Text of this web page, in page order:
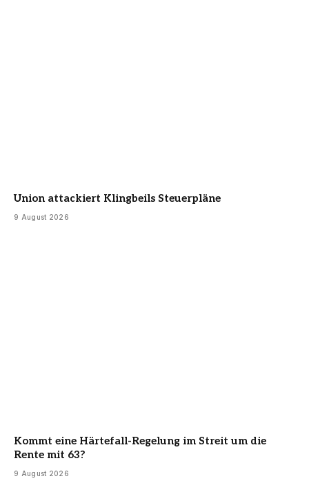
Union attackiert Klingbeils Steuerpläne
9 August 2026
Kommt eine Härtefall-Regelung im Streit um die
Rente mit 63?
9 August 2026